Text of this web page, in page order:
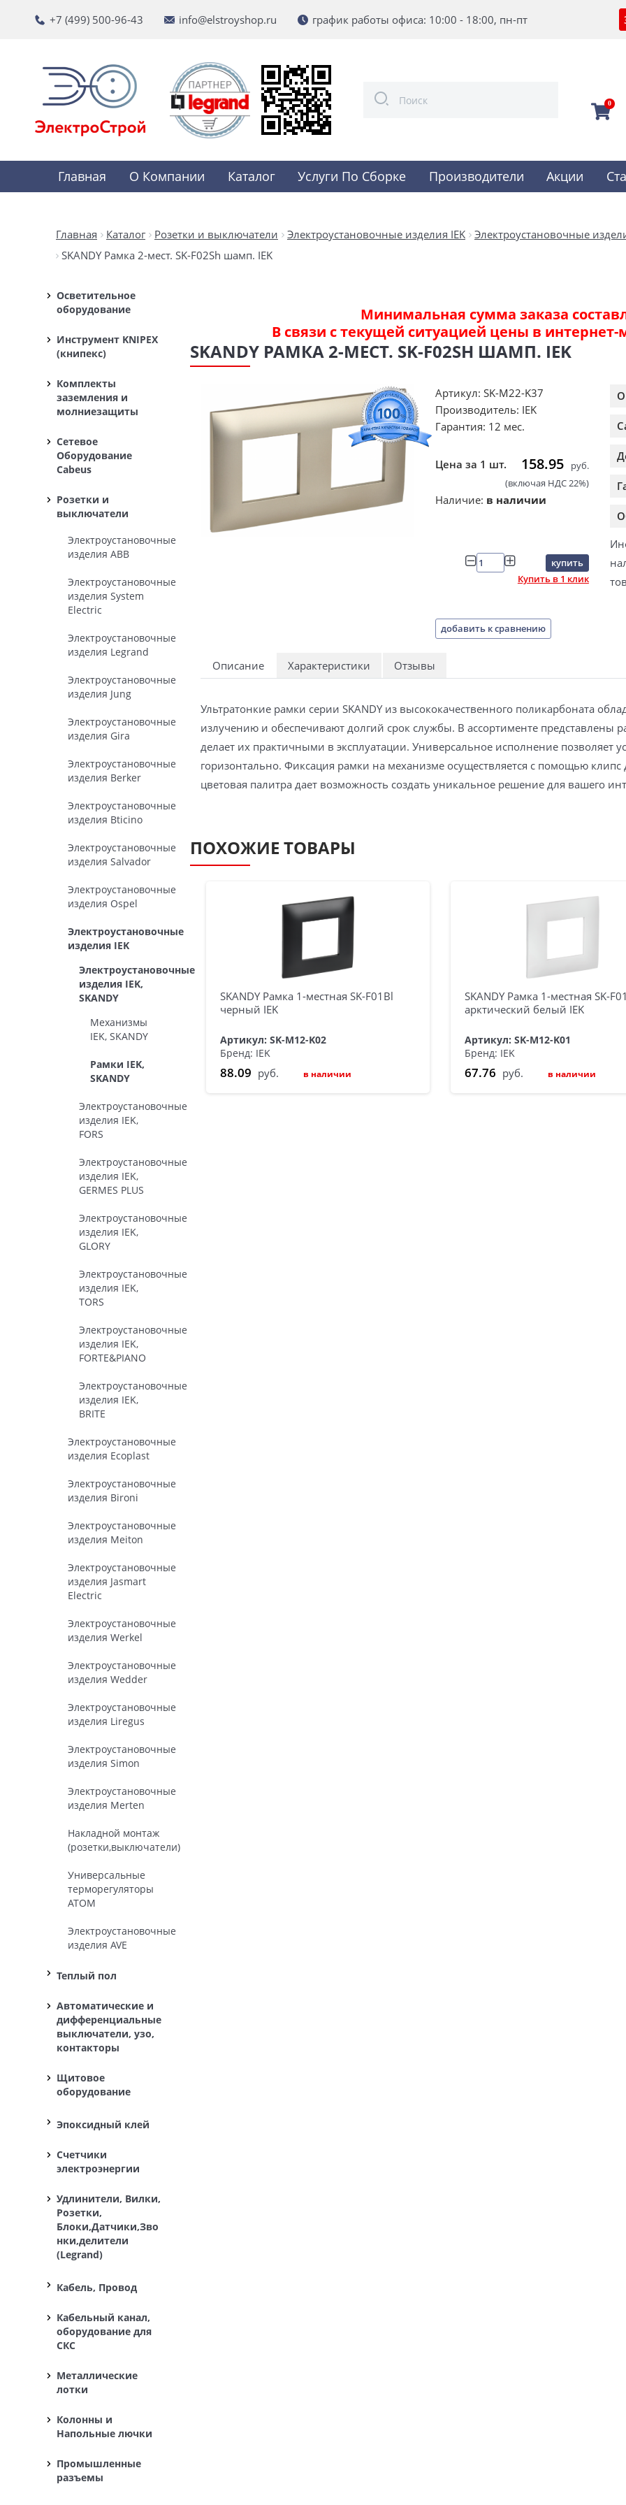
+7 (499) 500-96-43 info@elstroyshop.ru график работы офиса: 10:00 - 18:00, пн-пт
0
Главная О Компании Каталог Услуги По Сборке Производители Акции
Главная Каталог Розетки и выключатели Электроустановочные изделия IEK
Электроустановочные
SKANDY Рамка 2-мест. SK-F02Sh шамп. IEK
Осветительное
оборудование
Инструмент KNIPEX
(книпекс)
Комплекты
заземления и
молниезащиты
Сетевое
Оборудование
Cabeus
Розетки и
выключатели
Электроустановочные
изделия ABB
Электроустановочные
изделия System
Electric
Электроустановочные
изделия Legrand
Электроустановочные
изделия Jung
Электроустановочные
изделия Gira
Электроустановочные
изделия Berker
Электроустановочные
изделия Bticino
Электроустановочные
изделия Salvador
Электроустановочные
изделия Ospel
Электроустановочные
изделия IEK
Электроустановочные
изделия IEK,
SKANDY
Механизмы
IEK, SKANDY
Рамки IEK,
SKANDY
Электроустановочные
изделия IEK,
FORS
Электроустановочные
изделия IEK,
GERMES PLUS
Электроустановочные
изделия IEK,
GLORY
Электроустановочные
изделия IEK,
TORS
Электроустановочные
изделия IEK,
FORTE&PIANO
Электроустановочные
изделия IEK,
BRITE
Электроустановочные
изделия Ecoplast
Электроустановочные
изделия Bironi
Электроустановочные
изделия Meiton
Электроустановочные
изделия Jasmart
Electric
Электроустановочные
изделия Werkel
Электроустановочные
изделия Wedder
Электроустановочные
изделия Liregus
Электроустановочные
изделия Simon
Электроустановочные
изделия Merten
Накладной монтаж
(розетки,выключатели)
Универсальные
терморегуляторы
ATOM
Электроустановочные
изделия AVE
Теплый пол
Автоматические и
дифференциальные
выключатели, узо,
контакторы
Щитовое
оборудование
Эпоксидный клей
Счетчики
электроэнергии
Удлинители, Вилки,
Розетки,
Блоки,Датчики,Зво
нки,делители
(Legrand)
Кабель, Провод
Кабельный канал,
оборудование для
СКС
Металлические
лотки
Колонны и
Напольные лючки
Промышленные
разъемы
Минимальная сумма заказа
В связи с текущей ситуацией цены в интернет-
SKANDY РАМКА 2-МЕСТ. SK-F02SH ШАМП. IEK
Артикул: SK-M22-K37
Производитель: IEK
Гарантия: 12 мес.
Цена за 1 шт. 158.95
руб.
(включая НДС 22%)
Наличие: в наличии
купить
Купить в 1 клик
добавить к сравнению
Описание Характеристики Отзывы
Ультратонкие рамки серии SKANDY из высококачественного поликарбоната
излучению и обеспечивают долгий срок службы. В ассортименте представлены
делает их практичными в эксплуатации. Универсальное исполнение позволяет
горизонтально. Фиксация рамки на механизме осуществляется с помощью
цветовая палитра дает возможность создать уникальное решение для вашего
ПОХОЖИЕ ТОВАРЫ
SKANDY Рамка 1-местная SK-F01Bl
черный IEK
Артикул: SK-M12-K02
Бренд: IEK
88.09 руб. в наличии
SKANDY Рамка 1-местная SK-
арктический белый IEK
Артикул: SK-M12-K01
Бренд: IEK
67.76 руб. в наличии